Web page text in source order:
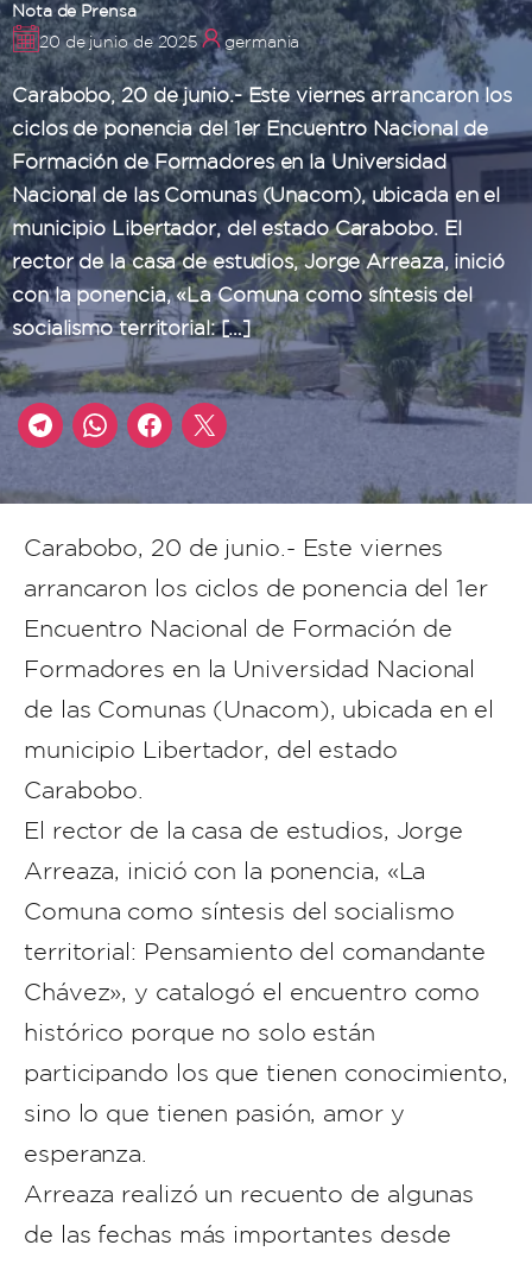
Nota de Prensa
20 de junio de 2025
germania
Carabobo, 20 de junio.- Este viernes arrancaron los
ciclos de ponencia del 1er Encuentro Nacional de
Formación de Formadores en la Universidad
Nacional de las Comunas (Unacom), ubicada en el
municipio Libertador, del estado Carabobo. El
rector de la casa de estudios, Jorge Arreaza, inició
con la ponencia, «La Comuna como síntesis del
socialismo territorial: […]
Carabobo, 20 de junio.- Este viernes
arrancaron los ciclos de ponencia del 1er
Encuentro Nacional de Formación de
Formadores en la Universidad Nacional
de las Comunas (Unacom), ubicada en el
municipio Libertador, del estado
Carabobo.
El rector de la casa de estudios, Jorge
Arreaza, inició con la ponencia, «La
Comuna como síntesis del socialismo
territorial: Pensamiento del comandante
Chávez», y catalogó el encuentro como
histórico porque no solo están
participando los que tienen conocimiento,
sino lo que tienen pasión, amor y
esperanza.
Arreaza realizó un recuento de algunas
de las fechas más importantes desde